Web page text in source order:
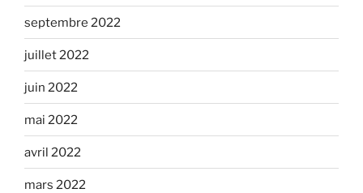
septembre 2022
juillet 2022
juin 2022
mai 2022
avril 2022
mars 2022